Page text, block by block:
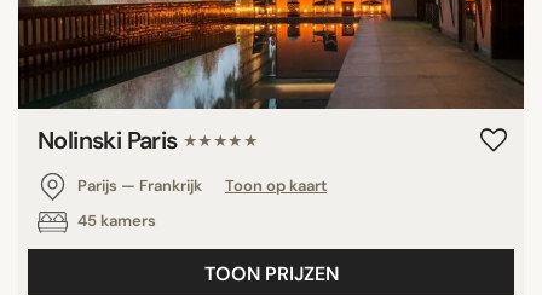
Nolinski Paris ★★★★★
Parijs — Frankrijk
Toon op kaart
45 kamers
TOON PRIJZEN